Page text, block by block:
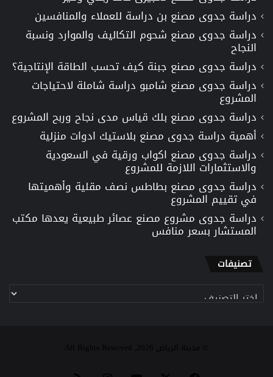
دراسة جدوى مصنع بن دراسة للعملاء والمنافسين
دراسة جدوى مصنع شحوم التكاليف والموارد ونسبة
النجاح
دراسة جدوى مصنع جبنة كيف تحسب الطاقة الإنتاجية؟
دراسة جدوى مصنع شامبو دراسة شاملة لاحتياجات
المشروع
دراسة جدوى مصنع بلك قياس مدى نجاح وربح المشروع
أهمية دراسة جدوى مصنع بلاستيك ادوات منزلية
دراسة جدوى مصنع اكواب ورقية في السعودية
والاستثمارات اللازمة للمشروع
دراسة جدوى مصنع بطاطس نصف مقلية وأهميتها
في تقييم المشروع
دراسة جدوى مشروع مصنع عصائر طبيعية يعدها مكتب
المستشار بسعر منافس
تصنيفات
تصنيفات
© مدينة الرياض 2026, All Rights Reserved